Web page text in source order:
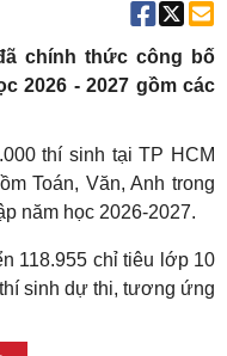
chính thức công bố
2026 - 2027 gồm các
thí sinh tại TP HCM
Toán, Văn, Anh trong
năm học 2026-2027.
118.955 chỉ tiêu lớp 10
sinh dự thi, tương ứng